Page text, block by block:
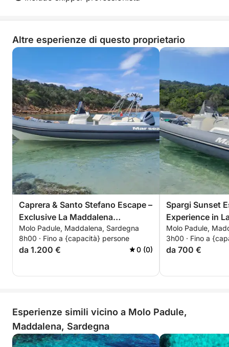
Altre esperienze di questo proprietario
Caprera & Santo Stefano Escape –
Exclusive La Maddalena
Experience
Molo Padule, Maddalena, Sardegna
8h00 · Fino a {capacità} persone
da 1.200 € 0 (0)
Spargi Sunset
Experience in
Molo Padule,
3h00 · Fino a
da 700 €
Esperienze simili vicino a Molo Padule,
Maddalena, Sardegna